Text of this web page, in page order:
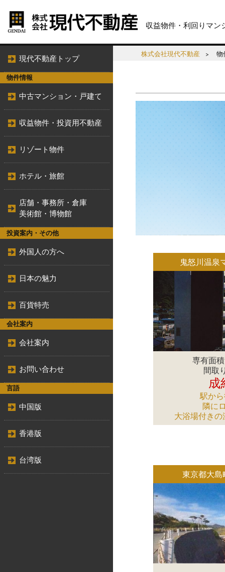
収益物件・利回りマン
現代不動産トップ
物件情報
中古マンション・戸建て
収益物件・投資用不動産
リゾート物件
ホテル・旅館
店舗・事務所・倉庫
美術館・博物館
投資案内・その他
外国人の方へ
日本の魅力
百貨特売
会社案内
会社案内
お問い合わせ
言語
中国版
香港版
台湾版
株式会社現代不動産 物
鬼怒川温泉
専有面
間取
成
駅か
隣に
大浴場付き
東京都大